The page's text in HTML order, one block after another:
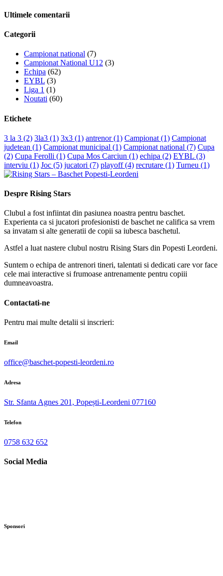
Ultimele comentarii
Categorii
Campionat national (7)
Campionat National U12 (3)
Echipa (62)
EYBL (3)
Liga 1 (1)
Noutati (60)
Etichete
3 la 3 (2) 3la3 (1) 3x3 (1) antrenor(1) Campionat (1) Campionat
judetean (1) Campionat municipal (1) Campionat national (7) Cupa
(2) Cupa Ferolli (1) Cupa Mos Carciun (1) echipa (2) EYBL (3)
interviu (1) Joc (5) jucatori (7) playoff(4) recrutare (1) Turneu (1)
Despre Rising Stars
Clubul a fost infiintat din pasiunea noastra pentru baschet.
Experienta ca si jucatori profesionisti de baschet ne califica sa vrem
sa invatam si alte generatii de copii sa iubesca baschetul.
Astfel a luat nastere clubul nostru Rising Stars din Popesti Leordeni.
Suntem o echipa de antrenori tineri, talentati si dedicati care vor face
cele mai interactive si frumoase antrenamente pentru copiii
dumneavoastra.
Contactati-ne
Pentru mai multe detalii si inscrieri:
Email
office@baschet-popesti-leordeni.ro
Adresa
Str. Sfanta Agnes 201, Popești-Leordeni 077160
Telefon
0758 632 652
Social Media
Sponsori